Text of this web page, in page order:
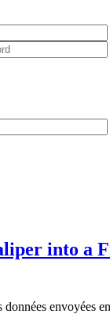
into a
envoyées